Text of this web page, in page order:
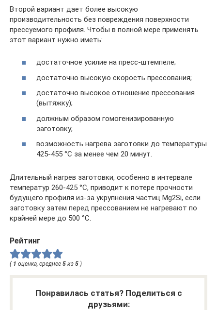
Второй вариант дает более высокую
производительность без повреждения поверхности
прессуемого профиля. Чтобы в полной мере применять
этот вариант нужно иметь:
достаточное усилие на пресс-штемпеле;
достаточно высокую скорость прессования;
достаточно высокое отношение прессования
(вытяжку);
должным образом гомогенизированную
заготовку;
возможность нагрева заготовки до температуры
425-455 °С за менее чем 20 минут.
Длительный нагрев заготовки, особенно в интервале
температур 260-425 °С, приводит к потере прочности
будущего профиля из-за укрупнения частиц Mg2Si, если
заготовку затем перед прессованием не нагревают по
крайней мере до 500 °С.
Рейтинг
( 1 оценка, среднее 5 из 5 )
Понравилась статья? Поделиться с
друзьями: